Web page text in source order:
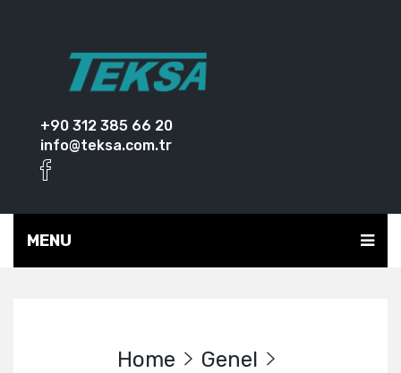
+90 312 385 66 20
info@teksa.com.tr
MENU
Home
Genel